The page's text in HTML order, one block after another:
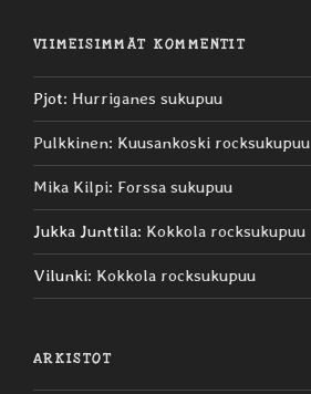
VIIMEISIMMÄT KOMMENTIT
Pjot: Hurriganes sukupuu
Pulkkinen: Kuusankoski rocksukupuu
Mika Kilpi: Forssa sukupuu
Jukka Junttila: Kokkola rocksukupuu
Vilunki: Kokkola rocksukupuu
ARKISTOT